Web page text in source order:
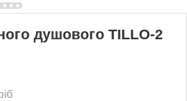
душового TILLO-2